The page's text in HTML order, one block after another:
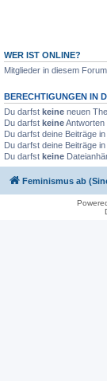
WER IST ONLINE?
Mitglieder in diesem
BERECHTIGUNGEN IN
Du darfst keine neuen
Du darfst keineAntworten
Du darfst deine Beiträge
Du darfst deine Beiträge
Du darfst keine
Feminismus ab